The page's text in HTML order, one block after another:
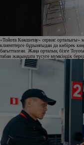
«Тойота Көкшетау» сервис
клиенттерге бұрынғыдан да көбірек
бағытталған. Жаңа орталық бізге
табан жақындата түсуге мүмкіндік